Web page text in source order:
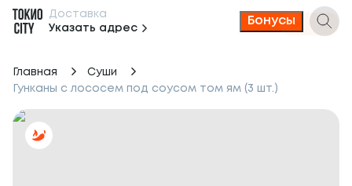
Доставка
Указать адрес
Бонусы
Главная
Суши
Гунканы с лососем под соусом том ям (3 шт.)